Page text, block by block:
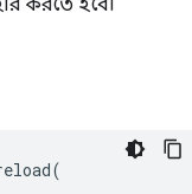
করতে হবে।
(